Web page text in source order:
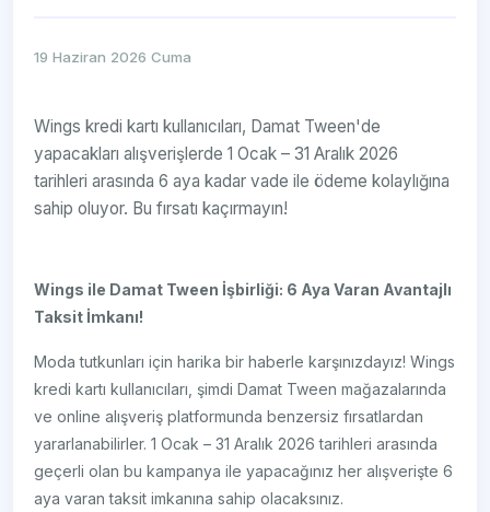
19 Haziran 2026 Cuma
Wings kredi kartı kullanıcıları, Damat Tween'de
yapacakları alışverişlerde 1 Ocak – 31 Aralık 2026
tarihleri arasında 6 aya kadar vade ile ödeme kolaylığına
sahip oluyor. Bu fırsatı kaçırmayın!
Wings ile Damat Tween İşbirliği: 6 Aya Varan Avantajlı
Taksit İmkanı!
Moda tutkunları için harika bir haberle karşınızdayız! Wings
kredi kartı kullanıcıları, şimdi Damat Tween mağazalarında
ve online alışveriş platformunda benzersiz fırsatlardan
yararlanabilirler. 1 Ocak – 31 Aralık 2026 tarihleri arasında
geçerli olan bu kampanya ile yapacağınız her alışverişte 6
aya varan taksit imkanına sahip olacaksınız.